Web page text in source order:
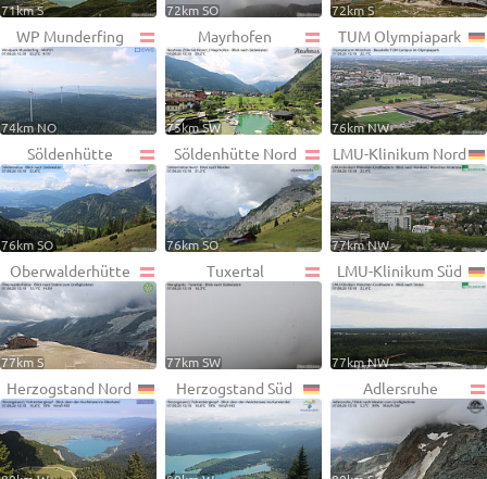
71km S 72km SO 72km S
WP Munderfing
74km NO
Mayrhofen
75km SW
TUM Olympiapark
76km NW
Söldenhütte
76km SO
Söldenhütte Nord
76km SO
LMU-Klinikum Nord
77km NW
Oberwalderhütte
77km S
Tuxertal
77km SW
LMU-Klinikum Süd
77km NW
Herzogstand Nord Herzogstand Süd Adlersruhe